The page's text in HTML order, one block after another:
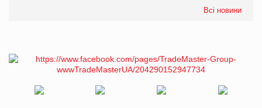
Всі новини